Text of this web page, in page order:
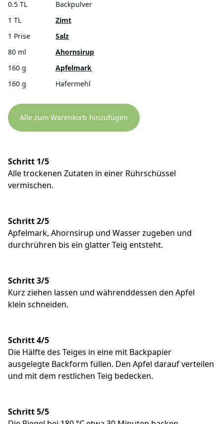
0.5 TL
Backpulver
1 TL
Zimt
1 Prise
Salz
80 ml
Ahornsirup
160 g
Apfelmark
160 g
Hafermehl
Alle zum Warenkorb hinzufügen
Schritt 1/5
Alle trockenen Zutaten in einer Rührschüssel
vermischen.
Schritt 2/5
Apfelmark, Ahornsirup und Wasser zugeben und
durchrühren bis ein glatter Teig entsteht.
Schritt 3/5
Kurz ziehen lassen und währenddessen den Apfel
klein schneiden.
Schritt 4/5
Die Hälfte des Teiges in eine mit Backpapier
ausgelegte Backform füllen. Den Apfel darauf verteilen
und mit dem restlichen Teig bedecken.
Schritt 5/5